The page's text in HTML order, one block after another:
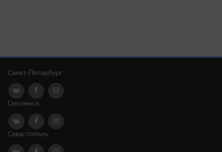
Санкт-Петербург
Смоленск
Севастополь